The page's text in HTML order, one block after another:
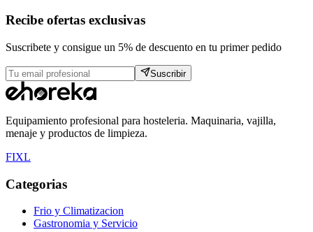
Recibe ofertas exclusivas
Suscribete y consigue un 5% de descuento en tu primer pedido
Suscribir
Equipamiento profesional para hosteleria. Maquinaria, vajilla,
menaje y productos de limpieza.
FIXL
Categorias
Frio y Climatizacion
Gastronomia y Servicio